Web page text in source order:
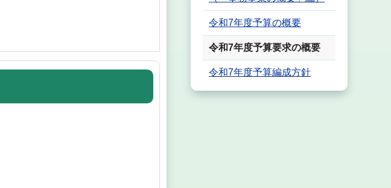
令和7年度予算の概要
令和7年度予算要求の概要
令和7年度予算編成方針